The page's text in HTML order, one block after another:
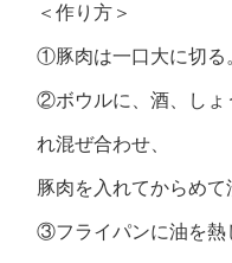
＜作り方＞
①豚肉は一口大に切る
②ボウルに、酒、しょ
れ混ぜ合わせ、
豚肉を入れてからめ
③フライパンに油を